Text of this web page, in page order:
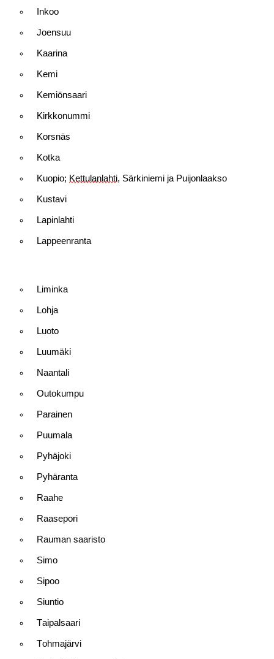
Inkoo
Joensuu
Kaarina
Kemi
Kemiönsaari
Kirkkonummi
Korsnäs
Kotka
Kuopio; Kettulanlahti, Särkiniemi ja Puijonlaakso
Kustavi
Lapinlahti
Lappeenranta
Liminka
Lohja
Luoto
Luumäki
Naantali
Outokumpu
Parainen
Puumala
Pyhäjoki
Pyhäranta
Raahe
Raasepori
Rauman saaristo
Simo
Sipoo
Siuntio
Taipalsaari
Tohmajärvi